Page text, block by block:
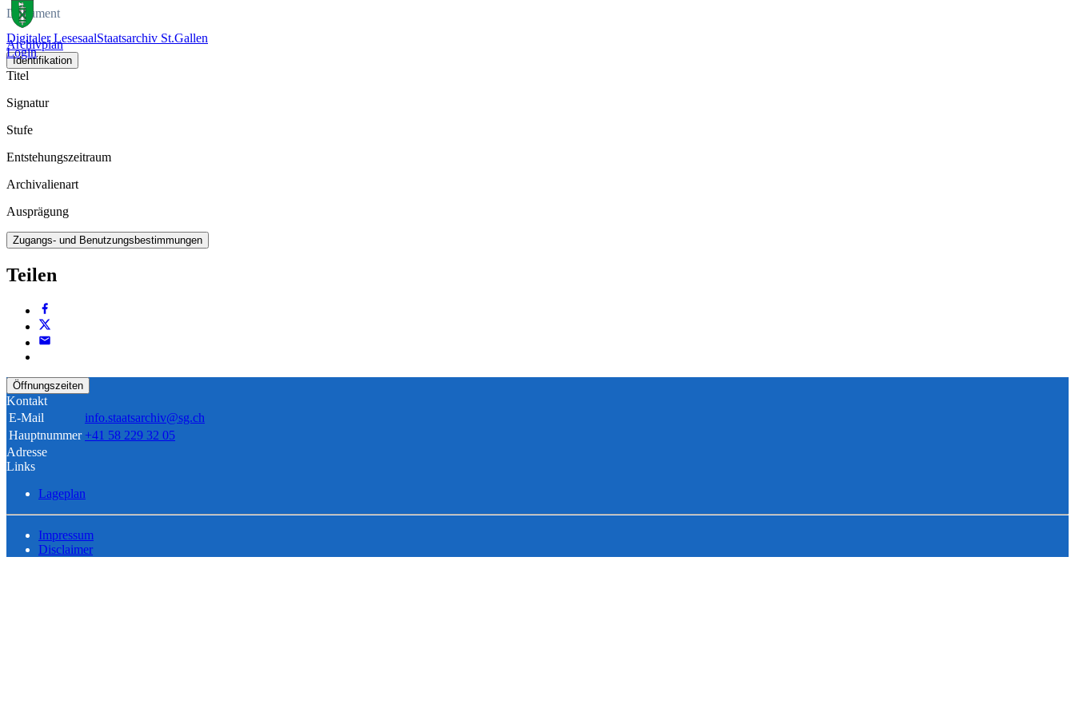
Digitaler LesesaalStaatsarchiv St.Gallen
Login
Dokument
Archivplan
Identifikation
Titel
Signatur
Stufe
Entstehungszeitraum
Archivalienart
Ausprägung
Zugangs- und Benutzungsbestimmungen
Teilen
Öffnungszeiten
Kontakt
E-Mail
info.staatsarchiv@sg.ch
Hauptnummer +41 58 229 32 05
Adresse
Links
Lageplan
Impressum
Disclaimer